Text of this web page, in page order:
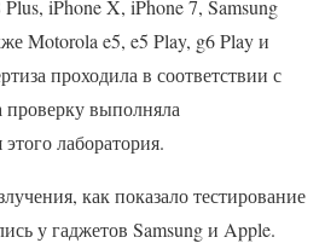
iPhone X, iPhone 7, Samsung
Motorola e5, e5 Play, g6 Play и
проходила в соответствии с
выполняла
лаборатория.
как показало тестирование
у гаджетов Samsung и Apple.